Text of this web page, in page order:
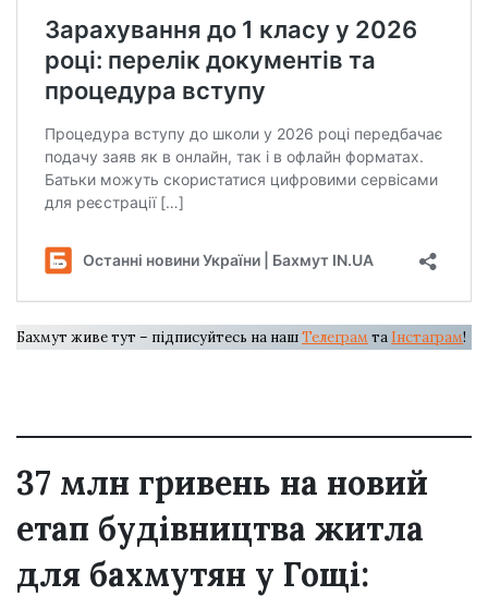
Бахмут живе тут – підписуйтесь на нашТелеграм та Інстаграм!
37 млн гривень на новий
етап будівництва житла
для бахмутян у Гощі: